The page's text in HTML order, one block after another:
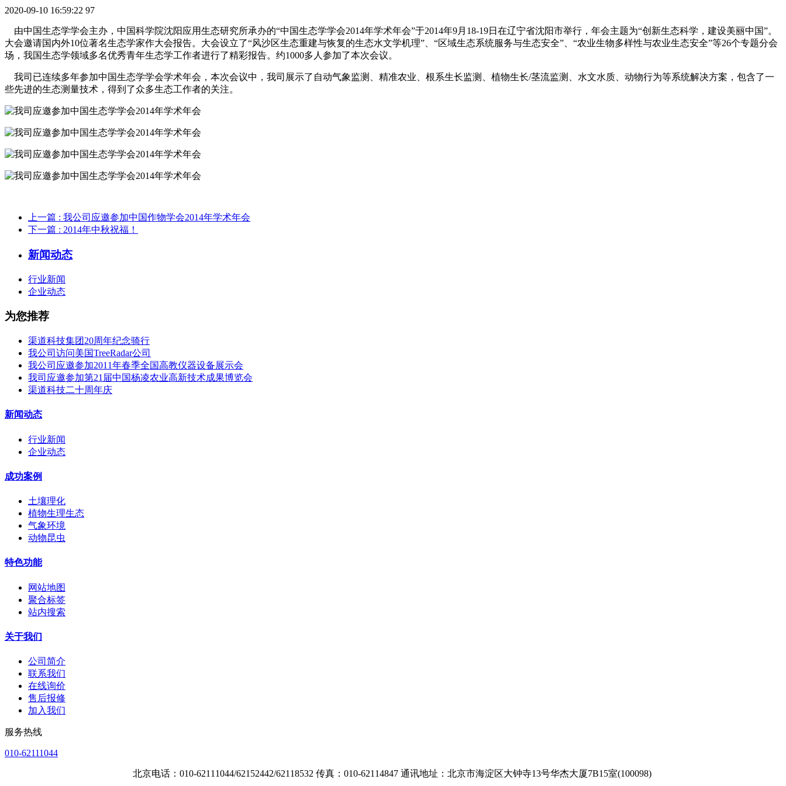
2020-09-10 16:59:22 97
由中国生态学学会主办，中国科学院沈阳应用生态研究所承办的“中国生态学学会2014年学术年会”于2014年9月18-19日在辽宁省沈阳市举行，年会主题为“创新生态科学，建设美丽中国”。
大会邀请国内外10位著名生态学家作大会报告。大会设立了“风沙区生态重建与恢复的生态水文学机理”、“区域生态系统服务与生态安全”、“农业生物多样性与农业生态安全”等26个专题分会
场，我国生态学领域多名优秀青年生态学工作者进行了精彩报告。约1000多人参加了本次会议。
我司已连续多年参加中国生态学学会学术年会，本次会议中，我司展示了自动气象监测、精准农业、根系生长监测、植物生长/茎流监测、水文水质、动物行为等系统解决方案，包含了一
些先进的生态测量技术，得到了众多生态工作者的关注。
上一篇 : 我公司应邀参加中国作物学会2014年学术年会
下一篇 : 2014年中秋祝福！
新闻动态
行业新闻
企业动态
为您推荐
渠道科技集团20周年纪念骑行
我公司访问美国TreeRadar公司
我公司应邀参加2011年春季全国高教仪器设备展示会
我司应邀参加第21届中国杨凌农业高新技术成果博览会
渠道科技二十周年庆
新闻动态
行业新闻
企业动态
成功案例
土壤理化
植物生理生态
气象环境
动物昆虫
特色功能
网站地图
聚合标签
站内搜索
关于我们
公司简介
联系我们
在线询价
售后报修
加入我们
服务热线
010-62111044
北京电话：010-62111044/62152442/62118532 传真：010-62114847 通讯地址：北京市海淀区大钟寺13号华杰大厦7B15室(100098)